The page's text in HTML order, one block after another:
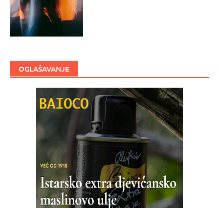
OGLAŠAVANJE